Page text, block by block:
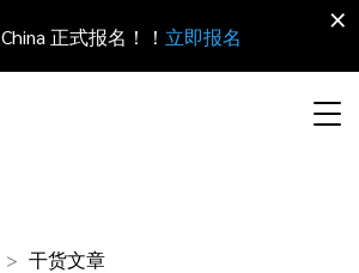
正式报名！！ 立即报名
×
干货文章